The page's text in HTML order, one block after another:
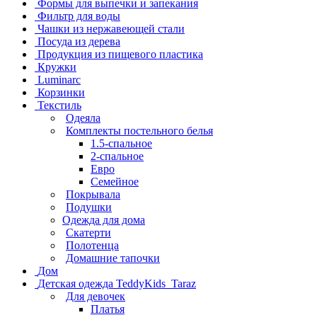
Формы для выпечки и запекания
Фильтр для воды
Чашки из нержавеющей стали
Посуда из дерева
Продукция из пищевого пластика
Кружки
Luminarc
Корзинки
Текстиль
Одеяла
Комплекты постельного белья
1.5-спальное
2-спальное
Евро
Семейное
Покрывала
Подушки
Одежда для дома
Скатерти
Полотенца
Домашние тапочки
Дом
Детская одежда TeddyKids_Taraz
Для девочек
Платья